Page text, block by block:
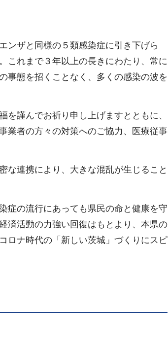
ンザと同様の５類感染症に引き下げら
これまで３年以上の長きにわたり、常に
事態を招くことなく、多くの感染の波を
謹んでお祈り申し上げますとともに、
業者の方々の対策へのご協力、医療従事
な連携により、大きな混乱が生じること
症の流行にあっても県民の命と健康を守
済活動の力強い回復はもとより、本県の
ロナ時代の「新しい茨城」づくりにスピ